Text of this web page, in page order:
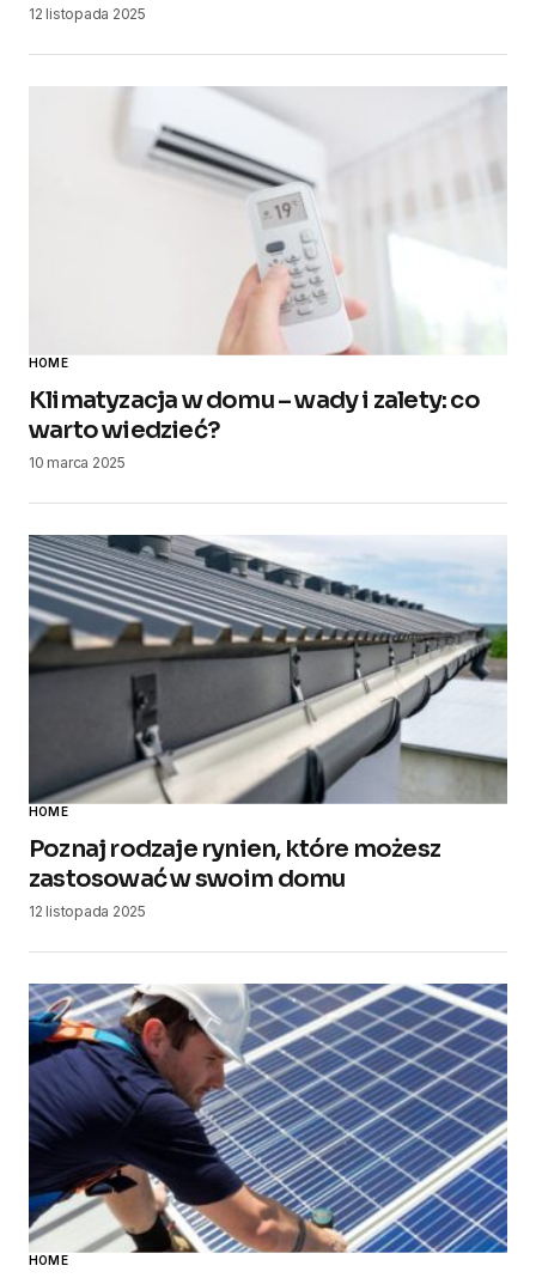
12 listopada 2025
HOME
Klimatyzacja w domu – wady i zalety: co
warto wiedzieć?
10 marca 2025
HOME
Poznaj rodzaje rynien, które możesz
zastosować w swoim domu
12 listopada 2025
HOME